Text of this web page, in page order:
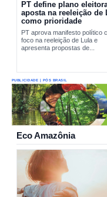
PT define plano
aposta na reeleição de
como prioridade
PT aprova manifesto político
foco na reeleição de Lula e
apresenta propostas de...
PUBLICIDADE | PÓS BRASIL
Eco Amazônia